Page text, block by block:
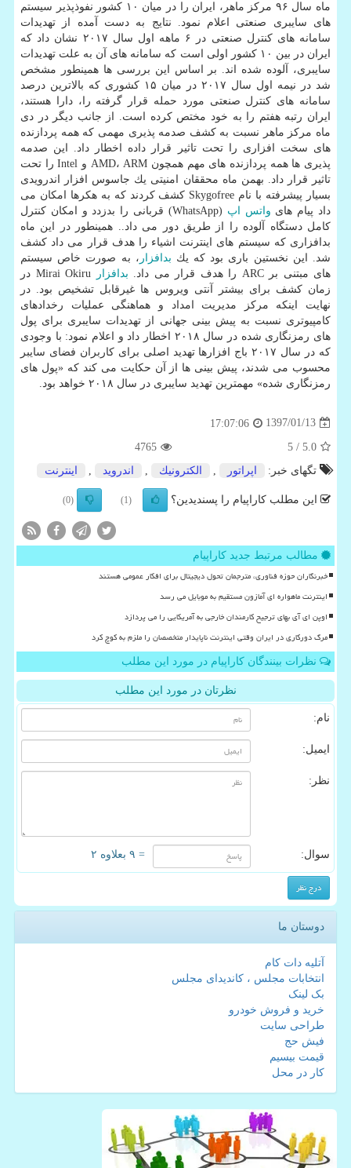
ماه سال ۹۶ مركز ماهر، ایران را در میان ۱۰ كشور نفوذپذیر سیستم
های سایبری صنعتی اعلام نمود. نتایج به دست آمده از تهدیدات
سامانه های كنترل صنعتی در ۶ ماهه اول سال ۲۰۱۷ نشان داد كه
ایران در بین ۱۰ كشور اولی است كه سامانه های آن به علت تهدیدات
سایبری، آلوده شده اند. بر اساس این بررسی ها همینطور مشخص
شد در نیمه اول سال ۲۰۱۷ در میان ۱۵ كشوری كه بالاترین درصد
سامانه های كنترل صنعتی مورد حمله قرار گرفته را، دارا هستند،
ایران رتبه هفتم را به خود مختص كرده است. از جانب دیگر در دی
ماه مركز ماهر نسبت به كشف صدمه پذیری مهمی كه همه پردازنده
های سخت افزاری را تحت تاثیر قرار داده اخطار داد. این صدمه
پذیری ها همه پردازنده های مهم همچون AMD، ARM و Intel را تحت
تاثیر قرار داد. بهمن ماه محققان امنیتی یك جاسوس افزار اندرویدی
بسیار پیشرفته با نام Skygofree كشف كردند كه به هكرها امكان می
داد پیام های واتس اپ
(WhatsApp) قربانی را بدزدد و امكان كنترل
كامل دستگاه آلوده را از طریق دور می داد.. همینطور در این ماه
بدافزاری كه سیستم های اینترنت اشیاء را هدف قرار می داد كشف
شد. این نخستین باری بود كه یك بدافزار ، به صورت خاص سیستم
های مبتنی بر ARC را هدف قرار می داد.
بدافزار
Mirai Okiru در
زمان كشف برای بیشتر آنتی ویروس ها غیرقابل تشخیص بود. در
نهایت اینكه مركز مدیریت امداد و هماهنگی عملیات رخدادهای
كامپیوتری نسبت به پیش بینی جهانی از تهدیدات سایبری برای پول
های رمزنگاری شده در سال ۲۰۱۸ اخطار داد و اعلام نمود: با وجودی
كه در سال ۲۰۱۷ باج افزارها تهدید اصلی برای كاربران فضای سایبر
محسوب می شدند، پیش بینی ها از آن حكایت می كند كه «پول های
رمزنگاری شده» مهمترین تهدید سایبری در سال ۲۰۱۸ خواهد بود.
1397/01/13
17:07:06
5.0
/ 5
4765
تگهای خبر:
اپراتور الكترونیك اندروید اینترنت
این مطلب کاراپیام را پسندیدین؟ (1)
(0)
مطالب مرتبط جدید کاراپیام
خبرنگاران حوزه فناوری، مترجمان تحول دیجیتال برای افکار عمومی هستند
اینترنت ماهواره ای آمازون مستقیم به موبایل می رسد
اوپن ای آی بهای ترجیح کارمندان خارجی به آمریکایی را می پردازد
مرگ دورکاری در ایران وقتی اینترنت ناپایدار متخصصان را ملزم به کوچ کرد
نظرات بینندگان کاراپیام در مورد این مطلب
نظرتان در مورد این مطلب
نام:
ایمیل:
نظر:
سوال: = ۹ بعلاوه ۲
دوستان ما
آتلیه دات کام
انتخابات مجلس ، کاندیدای مجلس
بک لینک
خرید و فروش خودرو
طراحی سایت
فیش حج
قیمت بیسیم
کار در محل